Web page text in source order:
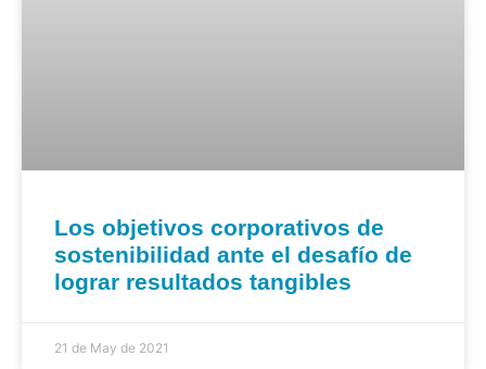
Los objetivos corporativos de
sostenibilidad ante el desafío de
lograr resultados tangibles
21 de May de 2021